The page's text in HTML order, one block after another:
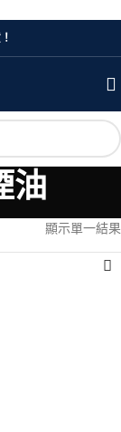
油
顯示單一結果